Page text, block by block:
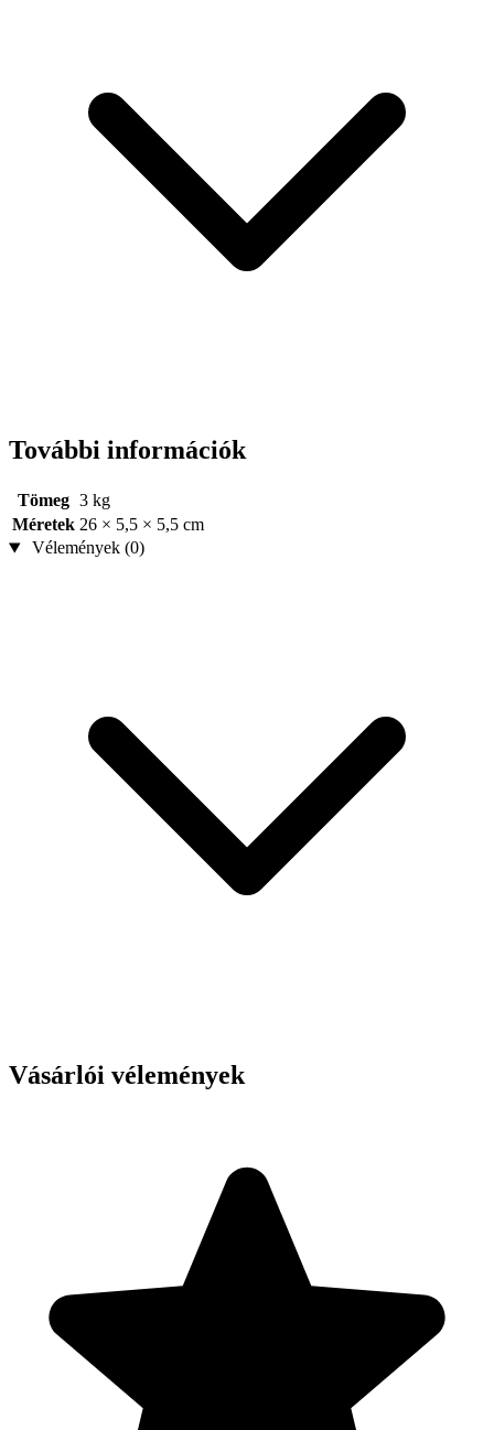
További információk
Tömeg 3 kg
Méretek 26 × 5,5 × 5,5 cm
Vélemények (0)
Vásárlói vélemények